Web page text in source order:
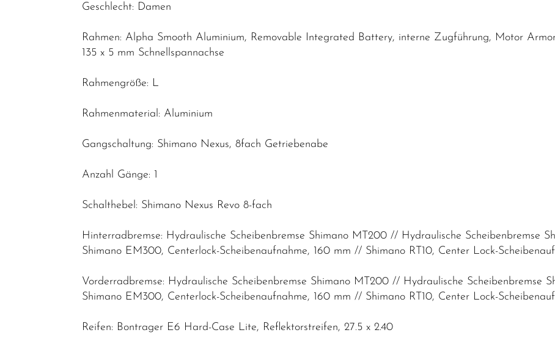
Geschlecht: Damen
Rahmen: Alpha Smooth Aluminium, Removable Integrated Battery, interne Zugführung, Motor
135 x 5 mm Schnellspannachse
Rahmengröße: L
Rahmenmaterial: Aluminium
Gangschaltung: Shimano Nexus, 8fach Getriebenabe
Anzahl Gänge: 1
Schalthebel: Shimano Nexus Revo 8-fach
Hinterradbremse: Hydraulische Scheibenbremse Shimano MT200 // Hydraulische Scheibenbremse
Shimano EM300, Centerlock-Scheibenaufnahme, 160 mm // Shimano RT10, Center Lock-
Vorderradbremse: Hydraulische Scheibenbremse Shimano MT200 // Hydraulische Scheibenbremse
Shimano EM300, Centerlock-Scheibenaufnahme, 160 mm // Shimano RT10, Center Lock-
Reifen: Bontrager E6 Hard-Case Lite, Reflektorstreifen, 27.5 x 2.40